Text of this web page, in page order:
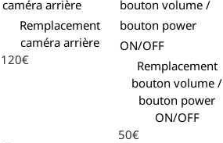
Remplacement
caméra arrière
120€
Remplacement
bouton volume /
bouton power
ON/OFF
50€